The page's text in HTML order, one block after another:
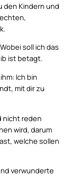
den Kindern und
soll ich das
ist betagt.
Ich bin
mit dir zu
nicht reden
wird, darum
welche sollen
verwunderte